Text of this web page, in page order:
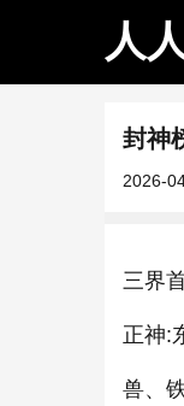
人
封神
2026-
三界
正神:
兽、